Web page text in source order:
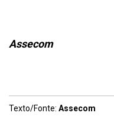
Assecom
Texto/Fonte: Assecom